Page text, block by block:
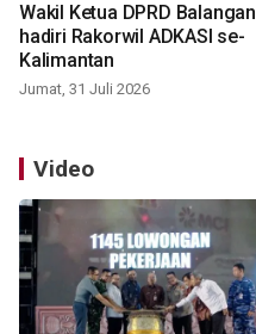
Wakil Ketua DPRD Balangan
hadiri Rakorwil ADKASI se-
Kalimantan
Jumat, 31 Juli 2026
Video